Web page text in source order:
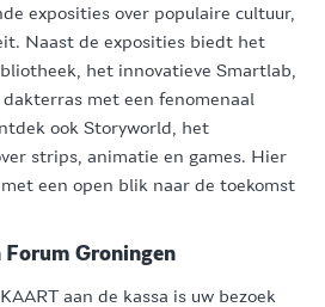
exposities over populaire cultuur,
Naast de exposities biedt het
het innovatieve Smartlab,
met een fenomenaal
ook Storyworld, het
strips, animatie en games. Hier
een open blik naar de toekomst
Forum Groningen
aan de kassa is uw bezoek